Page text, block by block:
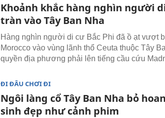
Khoảnh khắc hàng nghìn người
tràn vào Tây Ban Nha
Hàng nghìn người di cư Bắc Phi đã ồ ạt vượt
Morocco vào vùng lãnh thổ Ceuta thuộc Tây
quyền địa phương phải lên tiếng cầu cứu
ĐI ĐÂU CHƠI ĐI
Ngôi làng cổ Tây Ban Nha bỏ
sinh đẹp như cảnh phim